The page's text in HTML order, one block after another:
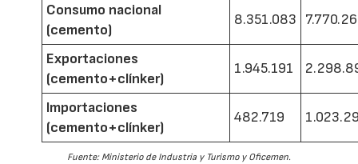
Consumo nacional
(cemento)
8.351.083
Exportaciones
(cemento+clínker)
1.945.191
Importaciones
(cemento+clínker)
482.719
Fuente: Ministerio de Industria y Turismo y Oficemen.